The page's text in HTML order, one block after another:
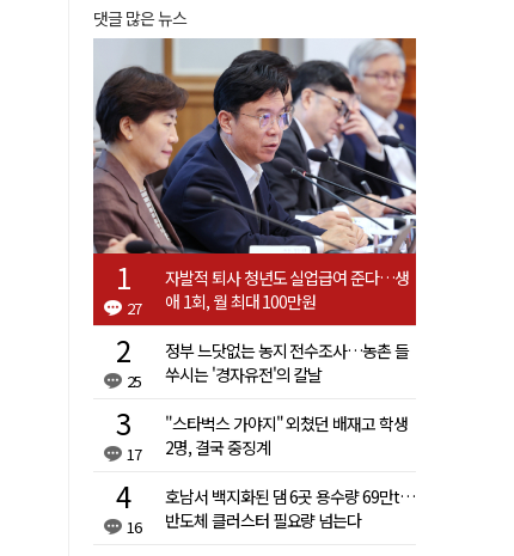
댓글 많은 뉴스
27
자발적 퇴사 청년도 실업급여 준다…생
애 1회, 월 최대 100만원
25
정부 느닷없는 농지 전수조사…농촌 들
쑤시는 '경자유전'의 칼날
17
"스타벅스 가야지" 외쳤던 배재고 학생
2명, 결국 중징계
16
호남서 백지화된 댐 6곳 용수량 69만t…
반도체 클러스터 필요량 넘는다